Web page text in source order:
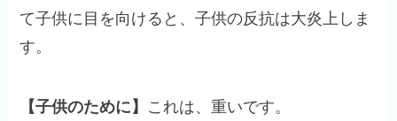
て子供に目を向けると、子供の反抗は大炎上しま
す。
【子供のために】 これは、重いです。